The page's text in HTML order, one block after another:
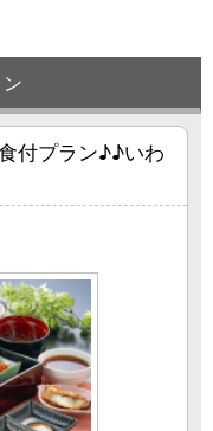
付プラン♪♪いわ